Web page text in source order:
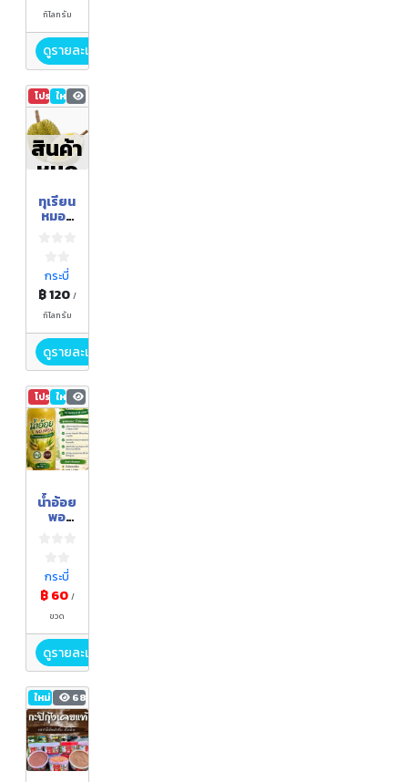
กิโลกรัม
ดูรายละเอียด
โปรโมชัน
ใหม่ 60
สินค้า
หมด
ทุเรียน
หมอน
กระบี่
฿ 120 /
กิโลกรัม
ดูรายละเอียด
โปรโมชัน
ใหม่ 83
น้ำอ้อย
พอ
กระบี่
฿ 60 /
ขวด
ดูรายละเอียด
ใหม่ 68